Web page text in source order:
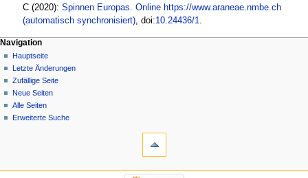
C (2020): Spinnen Europas. Online https://www.araneae.nmbe.ch
(automatisch synchronisiert), doi:10.24436/1.
Navigation
Hauptseite
Letzte Änderungen
Zufällige Seite
Neue Seiten
Alle Seiten
Erweiterte Suche